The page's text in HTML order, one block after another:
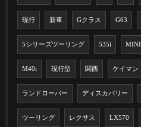
現行 新車 Gクラス G63
5シリーズツーリング 535i MINI
M40i 現行型 関西 ケイマン
ランドローバー ディスカバリー
ツーリング レクサス LX570